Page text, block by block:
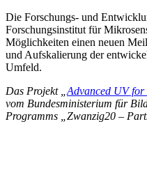
Die Forschungs- und
Forschungsinstitut für
Möglichkeiten einen neuen
und Aufskalierung der
Umfeld.
Das Projekt „ Advanced UV for
vom Bundesministerium für
Programms „Zwanzig20 –